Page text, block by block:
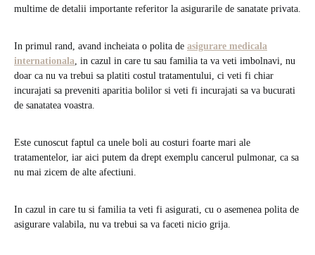
multime de detalii importante referitor la asigurarile de sanatate privata.
In primul rand, avand incheiata o polita de asigurare medicala
internationala , in cazul in care tu sau familia ta va veti imbolnavi, nu
doar ca nu va trebui sa platiti costul tratamentului, ci veti fi chiar
incurajati sa preveniti aparitia bolilor si veti fi incurajati sa va bucurati
de sanatatea voastra.
Este cunoscut faptul ca unele boli au costuri foarte mari ale
tratamentelor, iar aici putem da drept exemplu cancerul pulmonar, ca sa
nu mai zicem de alte afectiuni.
In cazul in care tu si familia ta veti fi asigurati, cu o asemenea polita de
asigurare valabila, nu va trebui sa va faceti nicio grija.